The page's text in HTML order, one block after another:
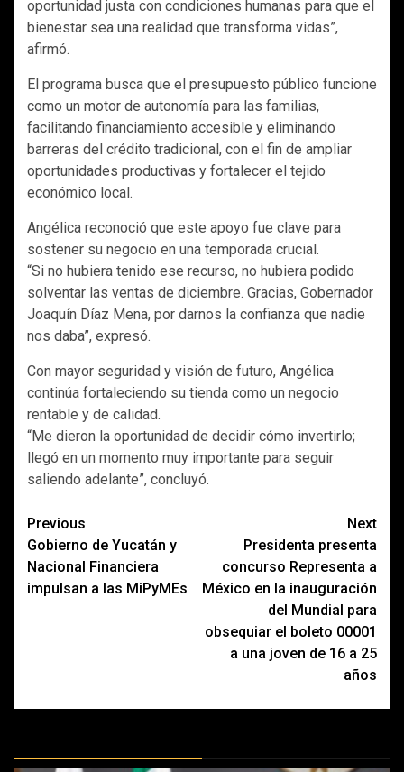
oportunidad justa con condiciones humanas para que el
bienestar sea una realidad que transforma vidas”,
afirmó.
El programa busca que el presupuesto público funcione
como un motor de autonomía para las familias,
facilitando financiamiento accesible y eliminando
barreras del crédito tradicional, con el fin de ampliar
oportunidades productivas y fortalecer el tejido
económico local.
Angélica reconoció que este apoyo fue clave para
sostener su negocio en una temporada crucial.
“Si no hubiera tenido ese recurso, no hubiera podido
solventar las ventas de diciembre. Gracias, Gobernador
Joaquín Díaz Mena, por darnos la confianza que nadie
nos daba”, expresó.
Con mayor seguridad y visión de futuro, Angélica
continúa fortaleciendo su tienda como un negocio
rentable y de calidad.
“Me dieron la oportunidad de decidir cómo invertirlo;
llegó en un momento muy importante para seguir
saliendo adelante”, concluyó.
Post
navigation
Previous
Gobierno de Yucatán y
Nacional Financiera
impulsan a las MiPyMEs
Next
Presidenta presenta
concurso Representa a
México en la inauguración
del Mundial para
obsequiar el boleto 00001
a una joven de 16 a 25
años